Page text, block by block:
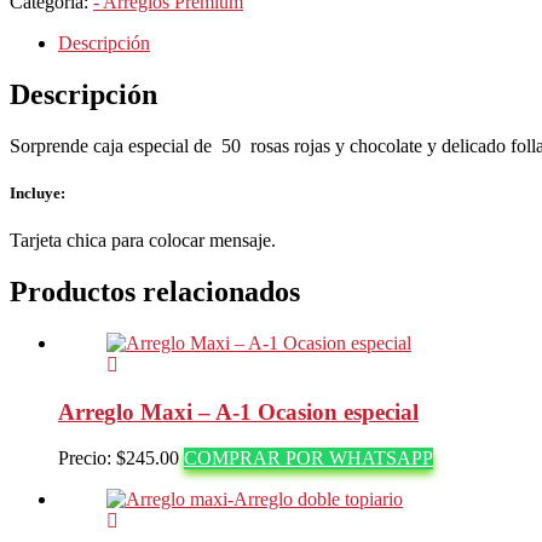
Box
cantidad
Descripción
Descripción
Sorprende caja especial de 50 rosas rojas y chocolate y delicado
Incluye:
Tarjeta chica para colocar mensaje.
Productos relacionados
Arreglo Maxi – A-1 Ocasion especial
Precio: $245.00 COMPRAR POR WHATSAPP